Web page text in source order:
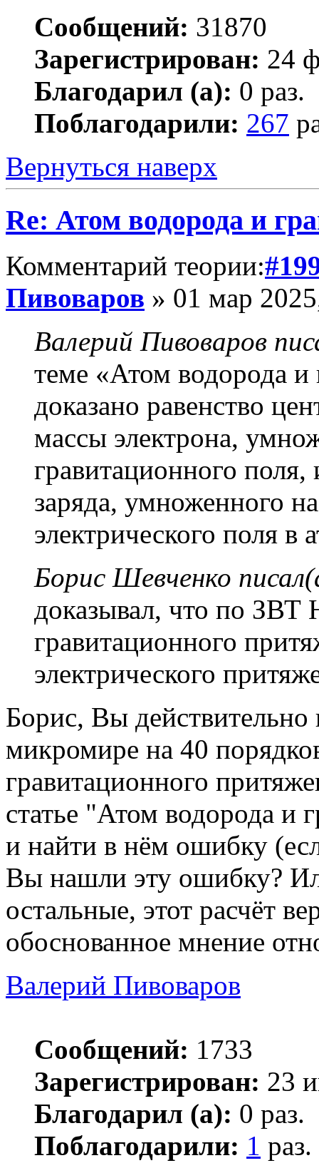
Сообщений: 31870
Зарегистрирован: 24
Благодарил (а): 0 раз.
Поблагодарили: 267
Вернуться наверх
Re: Атом водорода и
Комментарий теории:
Пивоваров » 01 мар
Валерий Пивоваров
теме «Атом водорода и
доказано равенство
массы электрона,
гравитационного поля,
заряда, умноженного
электрического поля в
Борис Шевченко
доказывал, что по ЗВТ
гравитационного
электрического
Борис, Вы
микромире на 40
гравитационного
статье "Атом водорода и
и найти в нём ошибку
Вы нашли эту ошибку?
остальные, этот расчёт
обоснованное мнение
Валерий Пивоваров
Сообщений: 1733
Зарегистрирован: 23
Благодарил (а): 0 раз.
Поблагодарили: 1 раз.